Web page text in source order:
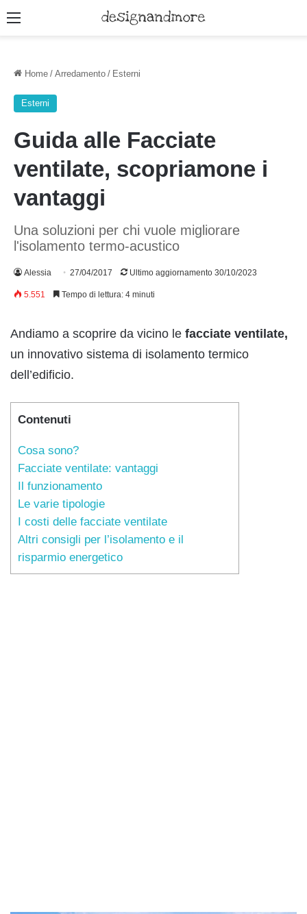
Menu
Home / Arredamento / Esterni
Esterni
Guida alle Facciate
ventilate, scopriamone i
vantaggi
Una soluzioni per chi vuole migliorare
l'isolamento termo-acustico
Alessia 27/04/2017 Ultimo aggiornamento 30/10/2023
5.551 Tempo di lettura: 4 minuti
Andiamo a scoprire da vicino le facciate ventilate,
un innovativo sistema di isolamento termico
dell’edificio.
Contenuti
Cosa sono?
Facciate ventilate: vantaggi
Il funzionamento
Le varie tipologie
I costi delle facciate ventilate
Altri consigli per l’isolamento e il
risparmio energetico